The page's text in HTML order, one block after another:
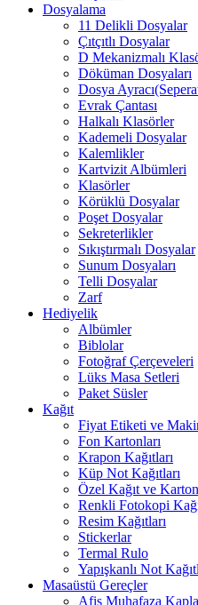
Dosyalama
11 Delikli Dosyalar
Çıtçıtlı Dosyalar
D Mekanizmalı
Döküman Dosyaları
Dosya
Evrak Çantası
Halkalı Klasörler
Kademeli Dosyalar
Kalemlikler
Kartvizit Albümleri
Klasörler
Körüklü Dosyalar
Poşet Dosyalar
Sekreterlikler
Sıkıştırmalı Dosyalar
Sunum Dosyaları
Telli Dosyalar
Zarf
Hediyelik
Albümler
Biblolar
Fotoğraf Çerçeveleri
Lüks Masa Setleri
Paket Süsler
Kağıt
Fiyat Etiketi ve
Fon Kartonları
Krapon Kağıtları
Küp Not Kağıtları
Özel Kağıt ve
Renkli Fotokopi
Resim Kağıtları
Stickerlar
Termal Rulo
Yapışkanlı Not
Masaüstü Gereçler
Afiş Muhafaza